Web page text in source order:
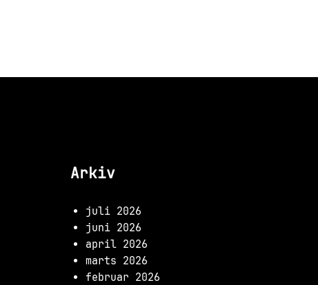
Arkiv
juli 2026
juni 2026
april 2026
marts 2026
februar 2026